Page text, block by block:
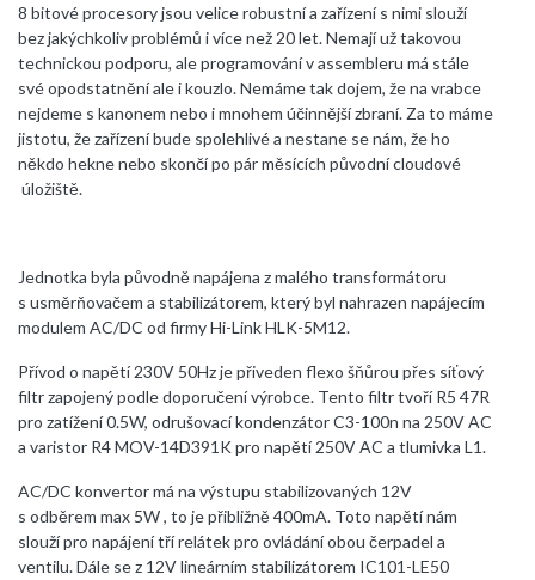
8 bitové procesory jsou velice robustní a zařízení s nimi slouží
bez jakýchkoliv problémů i více než 20 let. Nemají už takovou
technickou podporu, ale programování v assembleru má stále
své opodstatnění ale i kouzlo. Nemáme tak dojem, že na vrabce
nejdeme s kanonem nebo i mnohem účinnější zbraní. Za to máme
jistotu, že zařízení bude spolehlivé a nestane se nám, že ho
někdo hekne nebo skončí po pár měsících původní cloudové
úložiště.
Jednotka byla původně napájena z malého transformátoru
s usměrňovačem a stabilizátorem, který byl nahrazen napájecím
modulem AC/DC od firmy Hi-Link HLK-5M12.
Přívod o napětí 230V 50Hz je přiveden flexo šňůrou přes síťový
filtr zapojený podle doporučení výrobce. Tento filtr tvoří R5 47R
pro zatížení 0.5W, odrušovací kondenzátor C3-100n na 250V AC
a varistor R4 MOV-14D391K pro napětí 250V AC a tlumivka L1.
AC/DC konvertor má na výstupu stabilizovaných 12V
s odběrem max 5W , to je přibližně 400mA. Toto napětí nám
slouží pro napájení tří relátek pro ovládání obou čerpadel a
ventilu. Dále se z 12V lineárním stabilizátorem IC101-LE50